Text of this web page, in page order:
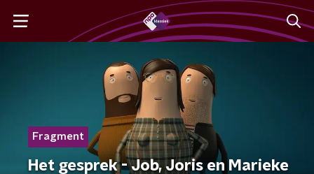
Fragment
Het gesprek - Job, Joris en Marieke